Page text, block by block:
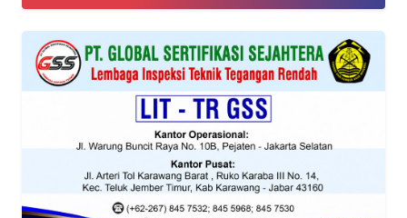
KEWAJIBAN
KONSUMEN
WAHANA
KONSUMEN